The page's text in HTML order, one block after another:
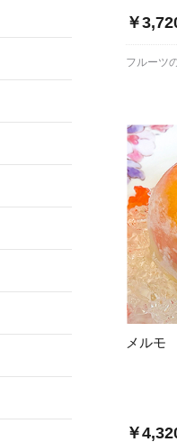
￥
フルーツ
メルモ
￥